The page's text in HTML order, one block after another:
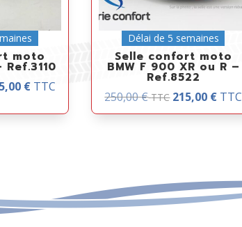
moto
Ref.3110
€ TTC
Délai de 5 semaines
Selle confort moto
BMW F 900 XR ou R –
Ref.8522
250,00€ TTC 215,00 € TTC